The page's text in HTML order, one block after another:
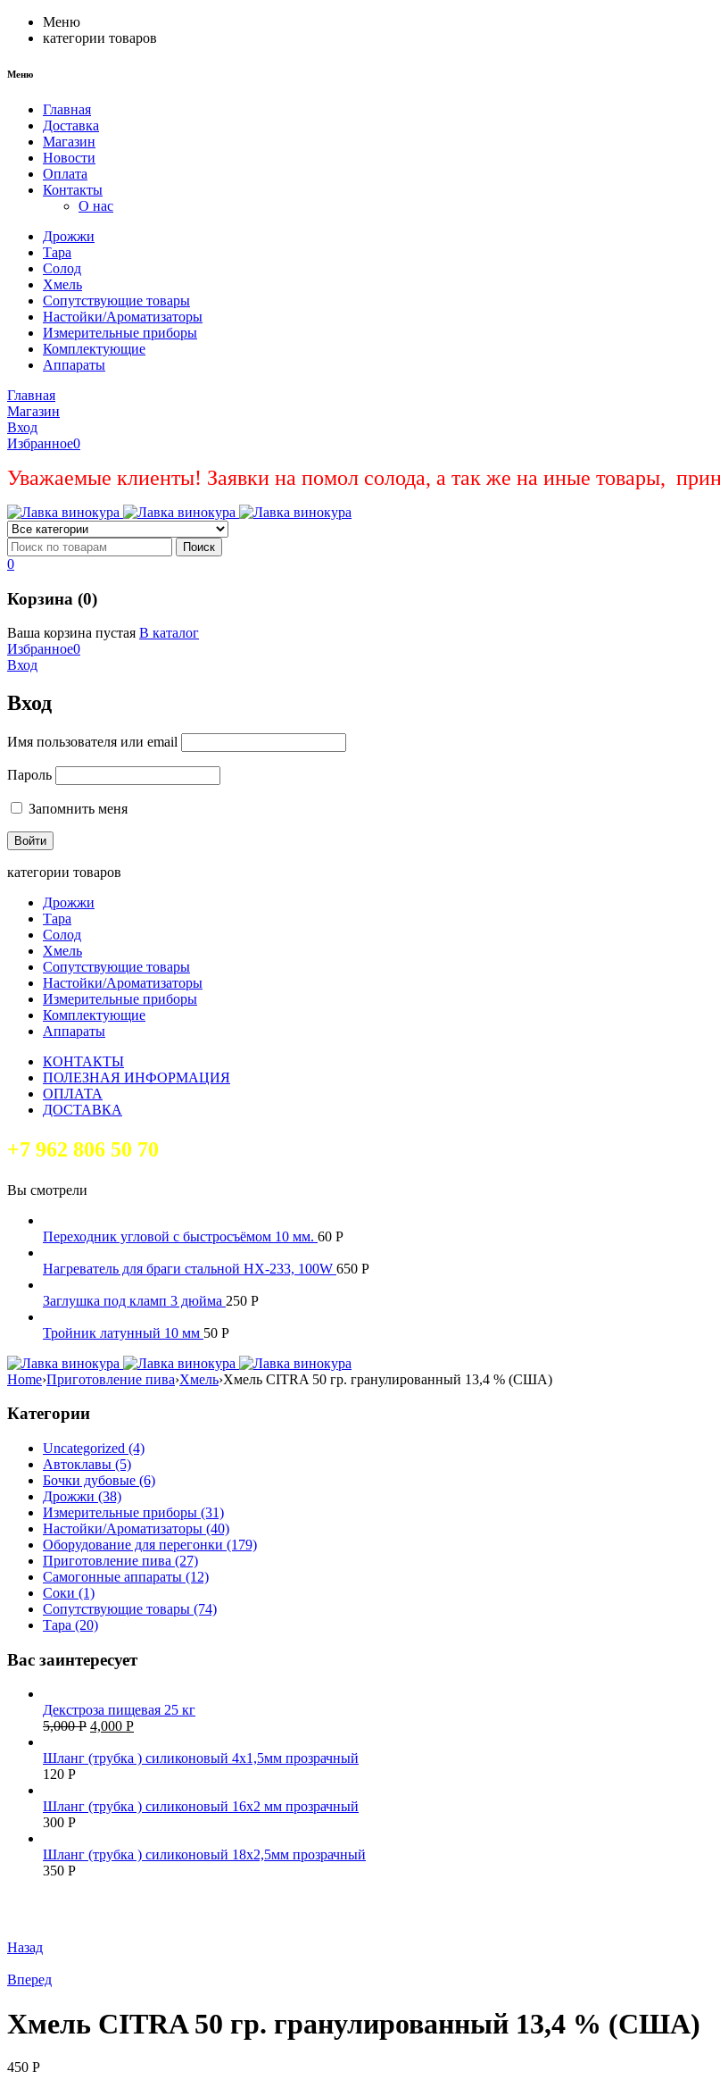
Меню
категории товаров
Меню
Главная
Доставка
Магазин
Новости
Оплата
Контакты
О нас
Дрожжи
Тара
Солод
Хмель
Сопутствующие товары
Настойки/Ароматизаторы
Измерительные приборы
Комплектующие
Аппараты
Главная
Магазин
Вход
Избранное0
Уважаемые клиенты! Заявки на помол солода, а так же на иные товары,
0
Корзина (0)
Ваша корзина пустая В каталог
Избранное0
Вход
Вход
Имя пользователя или email
Пароль
Запомнить меня
категории товаров
Дрожжи
Тара
Солод
Хмель
Сопутствующие товары
Настойки/Ароматизаторы
Измерительные приборы
Комплектующие
Аппараты
КОНТАКТЫ
ПОЛЕЗНАЯ ИНФОРМАЦИЯ
ОПЛАТА
ДОСТАВКА
+7 962 806 50 70
Вы смотрели
Переходник угловой с быстросъёмом 10 мм. 60 Р
Нагреватель для браги стальной HX-233, 100W 650 Р
Заглушка под кламп 3 дюйма 250 Р
Тройник латунный 10 мм 50 Р
Home›Приготовление пива›Хмель›Хмель CITRA 50 гр. гранулированный 13,4 % (США)
Категории
Uncategorized (4)
Автоклавы (5)
Бочки дубовые (6)
Дрожжи (38)
Измерительные приборы (31)
Настойки/Ароматизаторы (40)
Оборудование для перегонки (179)
Приготовление пива (27)
Самогонные аппараты (12)
Соки (1)
Сопутствующие товары (74)
Тара (20)
Вас заинтересует
Декстроза пищевая 25 кг
5,000Р 4,000 Р
Шланг (трубка ) силиконовый 4х1,5мм прозрачный
120 Р
Шланг (трубка ) силиконовый 16х2 мм прозрачный
300 Р
Шланг (трубка ) силиконовый 18х2,5мм прозрачный
350 Р
Назад
Вперед
Хмель CITRA 50 гр. гранулированный 13,4 % (США)
450 Р